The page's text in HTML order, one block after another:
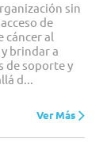
sin
de
cáncer al
brindar a
de soporte y
d...
Ver Más